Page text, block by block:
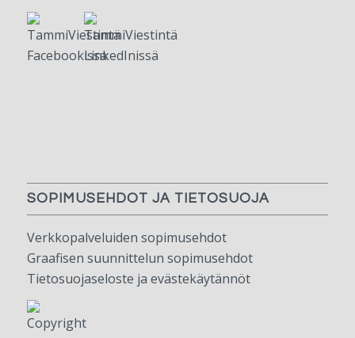
SOPIMUSEHDOT JA TIETOSUOJA
Verkkopalveluiden sopimusehdot
Graafisen suunnittelun sopimusehdot
Tietosuojaseloste ja evästekäytännöt